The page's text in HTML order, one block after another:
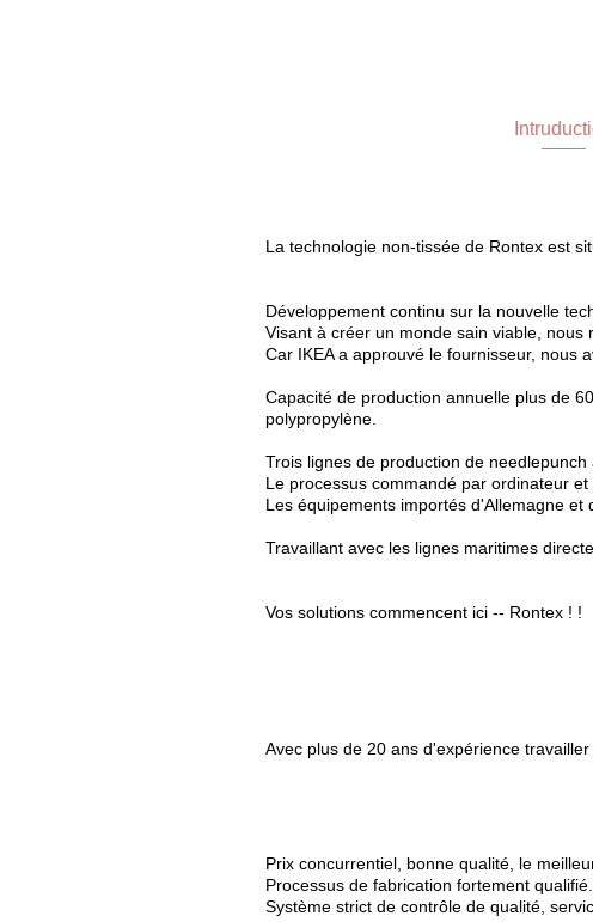
La technologie non-tissée de Rontex est
Développement continu sur la nouvelle
Visant à créer un monde sain viable, nous
Car IKEA a approuvé le fournisseur, nous
Capacité de production annuelle plus de
polypropylène.
Trois lignes de production de
Le processus commandé par ordinateur
Les équipements importés d'Allemagne
Travaillant avec les lignes maritimes
Vos solutions commencent ici -- Rontex ! !
Avec plus de 20 ans d'expérience
Prix concurrentiel, bonne qualité, le
Processus de fabrication fortement qualifié.
Système strict de contrôle de qualité,